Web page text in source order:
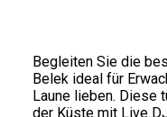
Begleiten Sie die
Belek ideal für
Laune lieben. Diese
der Küste mit Live